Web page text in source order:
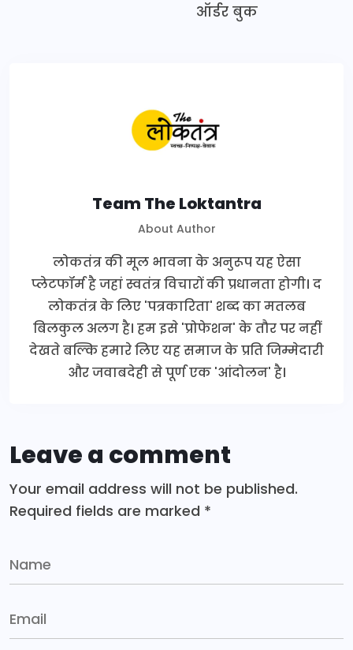
ऑर्डर बुक
Team The Loktantra
About Author
लोकतंत्र की मूल भावना के अनुरूप यह ऐसा
प्लेटफॉर्म है जहां स्वतंत्र विचारों की प्रधानता होगी। द
लोकतंत्र के लिए 'पत्रकारिता' शब्द का मतलब
बिलकुल अलग है। हम इसे 'प्रोफेशन' के तौर पर नहीं
देखते बल्कि हमारे लिए यह समाज के प्रति जिम्मेदारी
और जवाबदेही से पूर्ण एक 'आंदोलन' है।
Leave a comment
Your email address will not be published.
Required fields are marked *